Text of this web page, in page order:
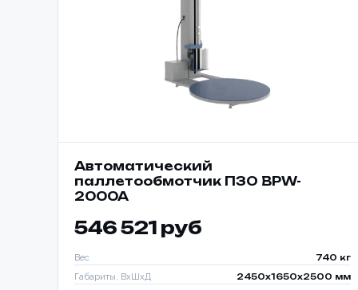
Автоматический
паллетообмотчик ПЗО BPW-
2000A
546 521 руб
Вес 740 кг
Габариты, ВхШхД 2450х1650х2500 мм